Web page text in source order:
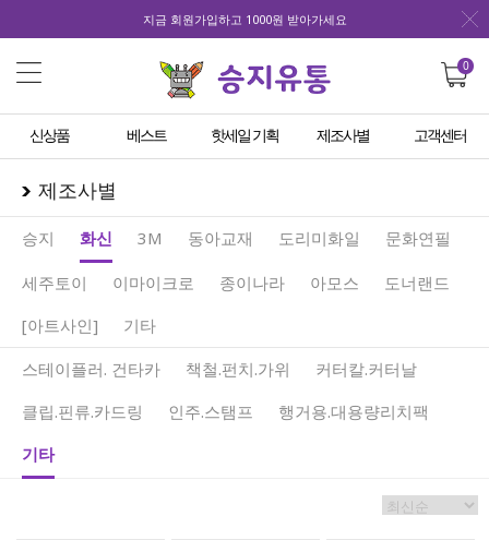
지금 회원가입하고 1000원 받아가세요
0
신상품 베스트 핫세일 기획 제조사별 고객센터
제조사별
승지 화신 3M 동아교재 도리미화일 문화연필
세주토이 이마이크로 종이나라 아모스
도너랜드
[아트사인]
기타
스테이플러. 건타카
책철.펀치.가위
커터칼.커터날
클립.핀류.카드링
인주.스탬프
행거용.대용량리치팩
기타